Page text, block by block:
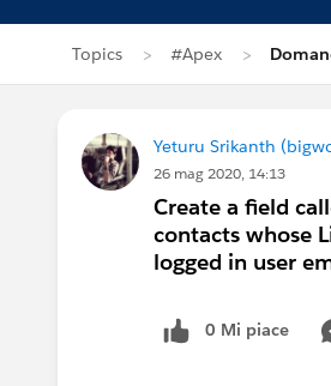
Topics #Apex
Yeturu Srikanth
26 mag 2020, 14:13
Create a field
contacts whose
logged in user
0 Mi piace